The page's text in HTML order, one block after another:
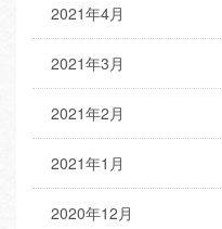
2021年4月
2021年3月
2021年2月
2021年1月
2020年12月